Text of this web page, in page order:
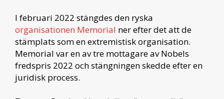
I februari 2022 stängdes den ryska
organisationen Memorial ner efter det att de
stämplats som en extremistisk organisation.
Memorial var en av tre mottagare av Nobels
fredspris 2022 och stängningen skedde efter en
juridisk process.